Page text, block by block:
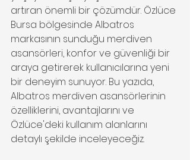
artıran önemli bir çözümdür. Özlüce
Bursa bölgesinde Albatros
markasının sunduğu merdiven
asansörleri, konfor ve güvenliği bir
araya getirerek kullanıcılarına yeni
bir deneyim sunuyor. Bu yazıda,
Albatros merdiven asansörlerinin
özelliklerini, avantajlarını ve
Özlüce'deki kullanım alanlarını
detaylı şekilde inceleyeceğiz.